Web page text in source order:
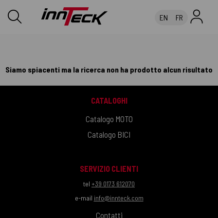
EN FR
Siamo spiacenti ma la ricerca non ha prodotto alcun risultato
CATALOGHI
Catalogo MOTO
Catalogo BICI
SERVIZIO CLIENTI
tel +39 0173 612070
e-mail info@innteck.com
Contatti